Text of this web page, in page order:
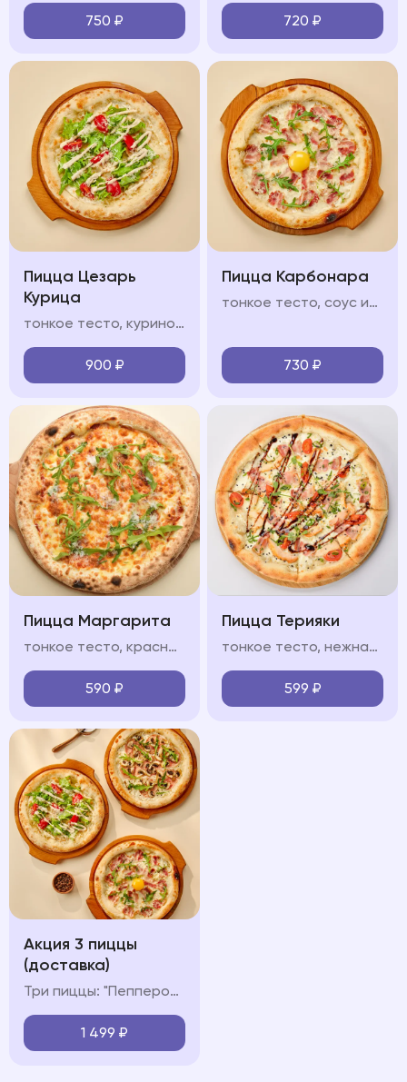
750 ₽ 720 ₽
Пицца Цезарь
Курица
тонкое тесто, куриное филе, соус "Цезарь", помидоры черри, сливочный соус, моцарелла, зелень микс, пармезан
900 ₽
Пицца Карбонара
тонкое тесто, соус из томатов, моцарелла, бекон, пармезан, прованские травы, чеснок
730 ₽
Пицца Маргарита
тонкое тесто, красный/белый соус, моцарелла, руккола, пармезан
590 ₽
Пицца Терияки
тонкое тесто, нежная курица в сладковатом соусе терияки, моцарелла, сливочный белый соус, кунжут
599 ₽
Акция 3 пиццы
(доставка)
Три пиццы: "Пепперони", "Карбонара" и "Ветчина-Грибы"
1 499 ₽